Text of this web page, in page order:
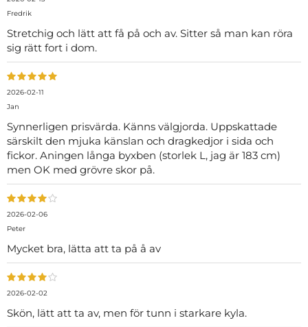
Fredrik
Stretchig och lätt att få på och av. Sitter så man kan röra
sig rätt fort i dom.
2026-02-11
Jan
Synnerligen prisvärda. Känns välgjorda. Uppskattade
särskilt den mjuka känslan och dragkedjor i sida och
fickor. Aningen långa byxben (storlek L, jag är 183 cm)
men OK med grövre skor på.
2026-02-06
Peter
Mycket bra, lätta att ta på å av
2026-02-02
Skön, lätt att ta av, men för tunn i starkare kyla.